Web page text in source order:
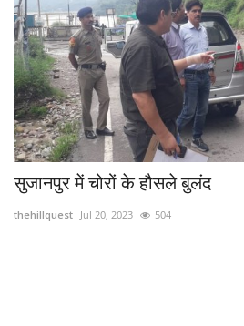
सुजानपुर में चोरों के हौसले बुलंद
thehillquest Jul 20, 2023 504